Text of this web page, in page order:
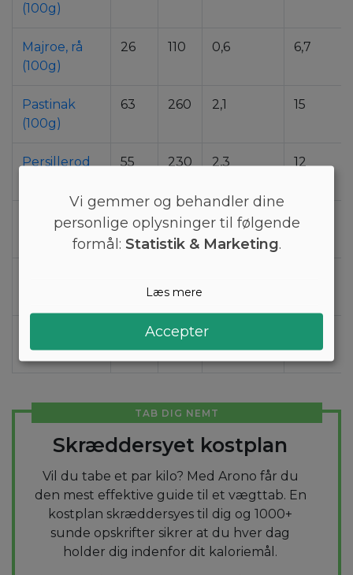
(100g)
Majroe, rå
(100g)
26 110 0,6 6,7
Pastinak
(100g)
63 260 2,1 15
Persillerod
55 230 2,3 12
Rødbeder
49 210 1,7 11
(100g)
470
TAB DIG NEMT
Skræddersyet kostplan
Vil du tabe et par kilo? Med Arono får du
den mest effektive guide til et vægttab. En
kostplan skræddersyes til dig og 1000+
sunde opskrifter sikrer at du hver dag
holder dig indenfor dit kaloriemål.
Vi gemmer og behandler dine
personlige oplysninger til følgende
formål: Statistik & Marketing.
Læs mere
Accepter